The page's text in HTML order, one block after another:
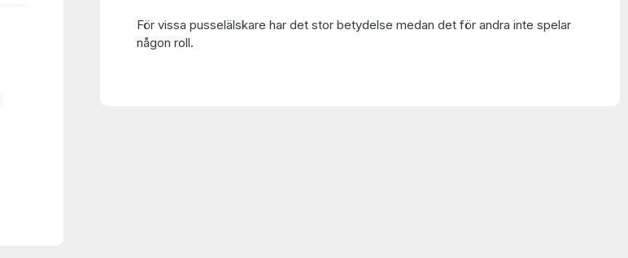
För vissa pusselälskare har det stor betydelse medan det för andra inte spelar
någon roll.